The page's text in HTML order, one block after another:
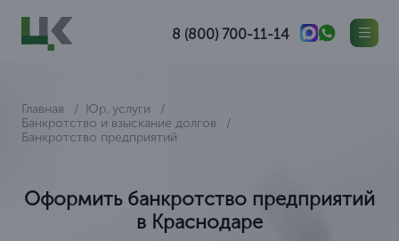
8 (800) 700-11-14
Главная
Юр. услуги
Банкротство и взыскание долгов
Банкротство предприятий
Оформить банкротство предприятий
в Краснодаре